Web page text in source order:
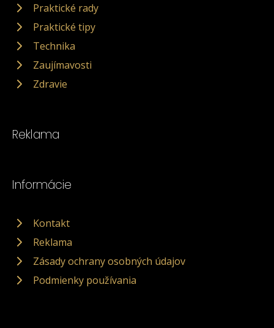
Praktické rady
Praktické tipy
Technika
Zaujímavosti
Zdravie
Reklama
Informácie
Kontakt
Reklama
Zásady ochrany osobných údajov
Podmienky používania